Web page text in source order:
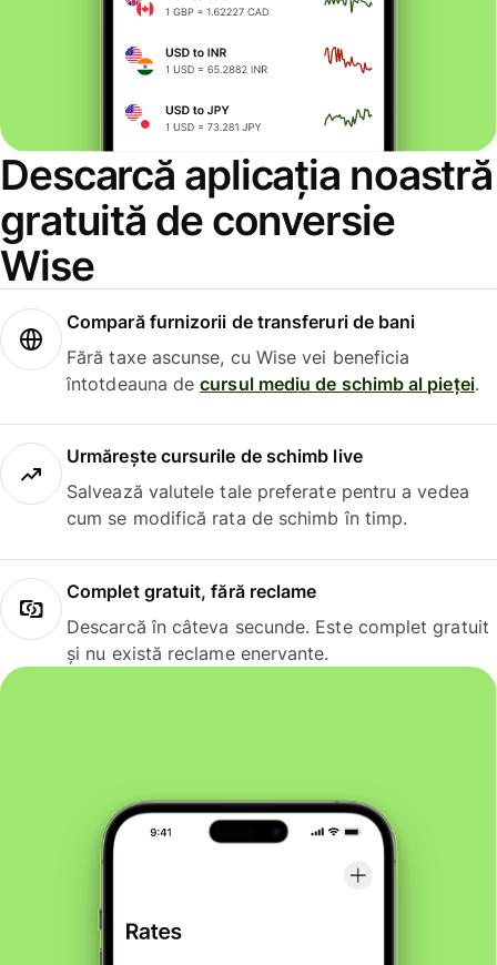
Descarcă aplicația noastră
gratuită de conversie
Wise
Compară furnizorii de transferuri de bani
Fără taxe ascunse, cu Wise vei beneficia
întotdeauna decursul mediu de schimb al pieței.
Urmărește cursurile de schimb live
Salvează valutele tale preferate pentru a vedea
cum se modifică rata de schimb în timp.
Complet gratuit, fără reclame
Descarcă în câteva secunde. Este complet gratuit
și nu există reclame enervante.